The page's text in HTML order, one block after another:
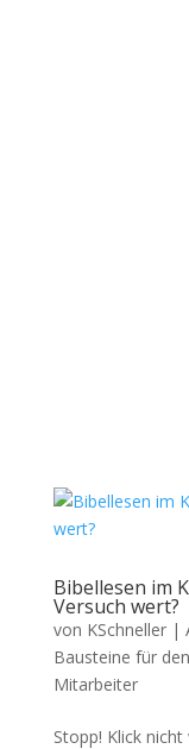
Bibellesen im
Versuch wert?
von KSchneller|
Bausteine für
Mitarbeiter
Stopp! Klick